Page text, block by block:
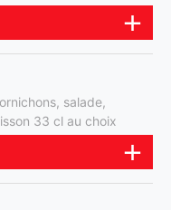
salade,
33 cl au choix